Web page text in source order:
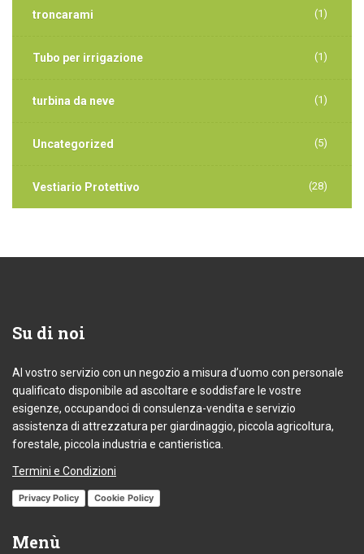
troncarami (1)
Tubo per irrigazione (1)
turbina da neve (1)
Uncategorized (5)
Vestiario Protettivo (28)
Su di noi
Al vostro servizio con un negozio a misura d’uomo con personale
qualificato disponibile ad ascoltare e soddisfare le vostre
esigenze, occupandoci di consulenza-vendita e servizio
assistenza di attrezzatura per giardinaggio, piccola agricoltura,
forestale, piccola industria e cantieristica.
Termini e Condizioni
Privacy Policy Cookie Policy
Menù